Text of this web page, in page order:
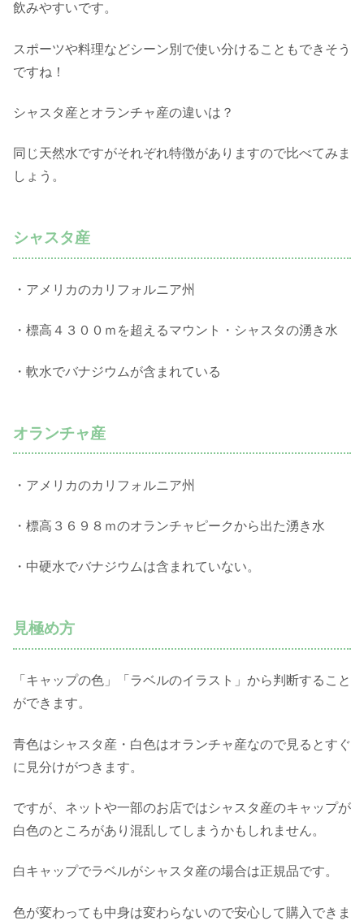
飲みやすいです。
スポーツや料理などシーン別で使い分けることもできそう
ですね！
シャスタ産とオランチャ産の違いは？
同じ天然水ですがそれぞれ特徴がありますので比べてみま
しょう。
シャスタ産
・アメリカのカリフォルニア州
・標高４３００ｍを超えるマウント・シャスタの湧き水
・軟水でバナジウムが含まれている
オランチャ産
・アメリカのカリフォルニア州
・標高３６９８ｍのオランチャピークから出た湧き水
・中硬水でバナジウムは含まれていない。
見極め方
「キャップの色」「ラベルのイラスト」から判断すること
ができます。
青色はシャスタ産・白色はオランチャ産なので見るとすぐ
に見分けがつきます。
ですが、ネットや一部のお店ではシャスタ産のキャップが
白色のところがあり混乱してしまうかもしれません。
白キャップでラベルがシャスタ産の場合は正規品です。
色が変わっても中身は変わらないので安心して購入できま